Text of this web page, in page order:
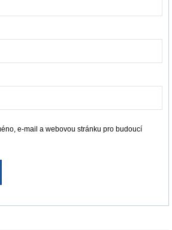
e-mail a webovou stránku pro budoucí